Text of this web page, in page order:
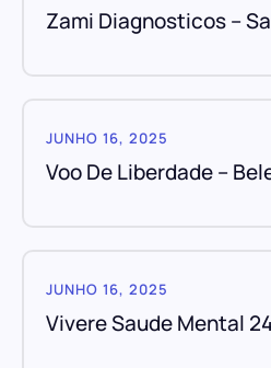
Zami Diagnosticos –
JUNHO 16, 2025
Voo De Liberdade –
JUNHO 16, 2025
Vivere Saude Mental